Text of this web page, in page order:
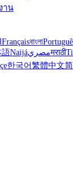
าน
Françaisবাংলা
語Naijáمصريमराठी
한국어繁體中文